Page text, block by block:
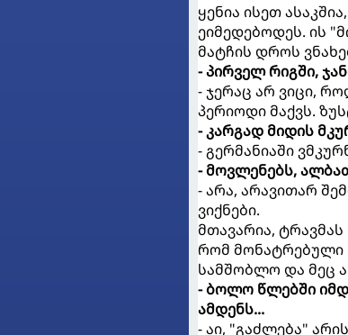
ყენია ისეთ
ეიმედებოდეს. ის
მატჩის დროს
- პირველ რიგში,
- ჯერაც არ ვიცი,
პერიოდი მაქვს.
- კარგად მიდის
- გერმანიაში
- მოვლენებს,
- არა, არავითარ
ვიქნები.
მთავარია,
რომ მონატრებული
სამშობლო და მეც
- ბოლო წლებში
ამდენს...
- აი, "გაძლება"